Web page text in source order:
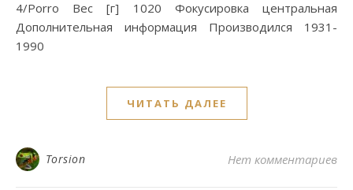
4/Porro Вес [г] 1020 Фокусировка центральная
Дополнительная информация Производился 1931-
1990
ЧИТАТЬ ДАЛЕЕ
Torsion Нет комментариев